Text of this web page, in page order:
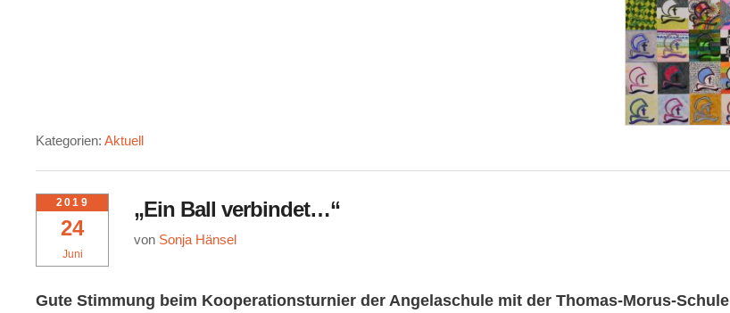
Kategorien: Aktuell
24
Juni
2019 „Ein Ball verbindet…“
von Sonja Hänsel
Gute Stimmung beim Kooperationsturnier der Angelaschule mit der Thomas-Morus-Schule